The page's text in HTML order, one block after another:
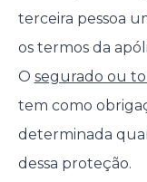
terceira pessoa
os termos da
O segurado ou
tem como
determinada
dessa proteção.